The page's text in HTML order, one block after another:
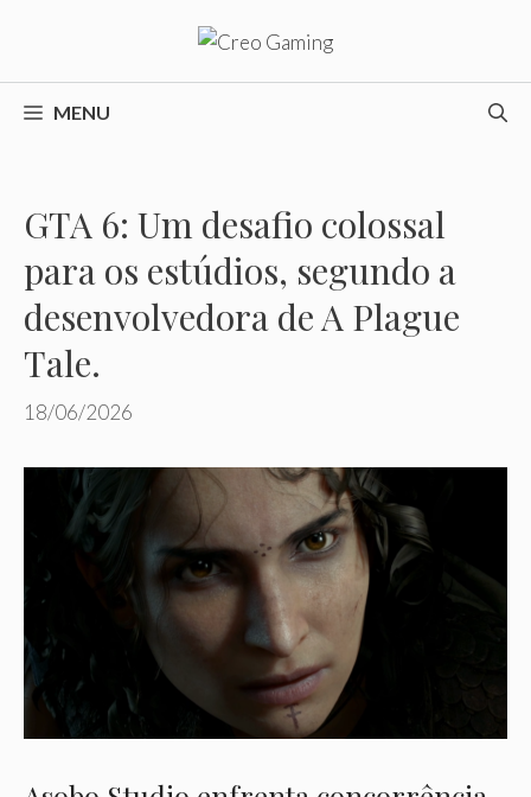
o
conteúdoMENU
GTA 6: Um desafio colossal
para os estúdios, segundo a
desenvolvedora de A Plague
Tale.
18/06/2026